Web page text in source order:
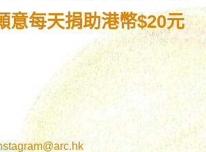
意每天捐助港幣$20元